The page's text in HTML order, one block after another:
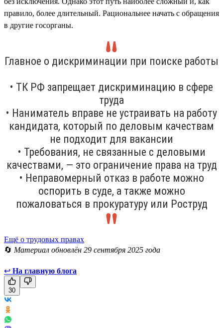
правило, более длительный. Рациональнее начать с обращения
в другие госорганы.
Главное о дискриминации при поиске работы
• ТК РФ запрещает дискриминацию в сфере
труда
• Наниматель вправе не устраивать на работу
кандидата, который по деловым качествам
не подходит для вакансии
• Требования, не связанные с деловыми
качествами, — это ограничение права на труд
• Неправомерный отказ в работе можно
оспорить в суде, а также можно
пожаловаться в прокуратуру или Роструд
Ещё о трудовых правах
🔄 Материал обновлён 29 сентября 2025 года
↩ На главную блога
30